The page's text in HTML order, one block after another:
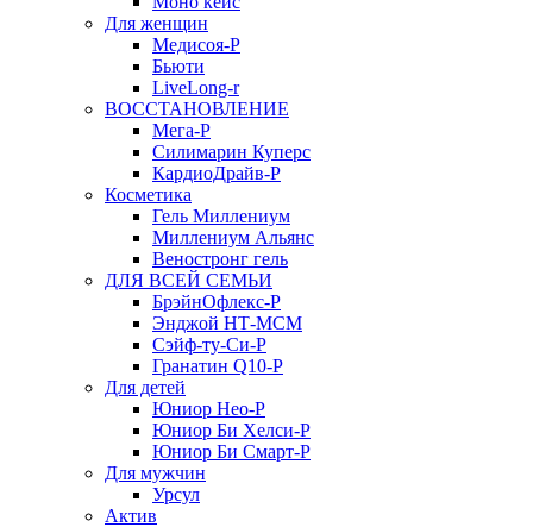
Для женщин
Медисоя-Р
Бьюти
LiveLong-r
ВОССТАНОВЛЕНИЕ
Мега-Р
Силимарин Куперс
КардиоДрайв-Р
Косметика
Гель Миллениум
Миллениум Альянс
Веностронг гель
ДЛЯ ВСЕЙ СЕМЬИ
БрэйнОфлекс-Р
Энджой НТ-МСМ
Сэйф-ту-Си-Р
Гранатин Q10-Р
Для детей
Юниор Нео-Р
Юниор Би Хелси-Р
Юниор Би Смарт-Р
Для мужчин
Урсул
Актив